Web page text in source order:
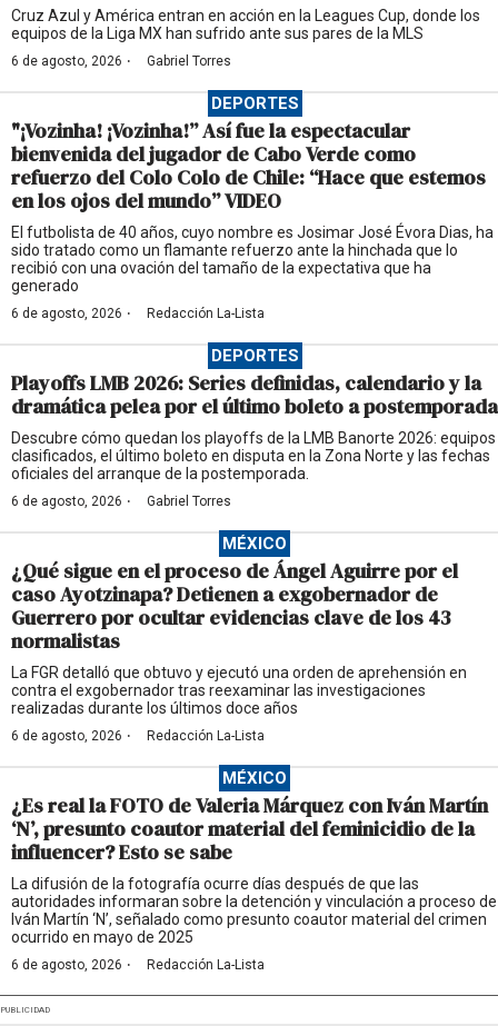
Cruz Azul y América entran en acción en la Leagues Cup, donde los
equipos de la Liga MX han sufrido ante sus pares de la MLS
6 de agosto, 2026 · Gabriel Torres
DEPORTES
"¡Vozinha! ¡Vozinha!” Así fue la espectacular
bienvenida del jugador de Cabo Verde como
refuerzo del Colo Colo de Chile: “Hace que estemos
en los ojos del mundo” VIDEO
El futbolista de 40 años, cuyo nombre es Josimar José Évora Dias, ha
sido tratado como un flamante refuerzo ante la hinchada que lo
recibió con una ovación del tamaño de la expectativa que ha
generado
6 de agosto, 2026 · Redacción La-Lista
DEPORTES
Playoffs LMB 2026: Series definidas, calendario y la
dramática pelea por el último boleto a postemporada
Descubre cómo quedan los playoffs de la LMB Banorte 2026: equipos
clasificados, el último boleto en disputa en la Zona Norte y las fechas
oficiales del arranque de la postemporada.
6 de agosto, 2026 · Gabriel Torres
MÉXICO
¿Qué sigue en el proceso de Ángel Aguirre por el
caso Ayotzinapa? Detienen a exgobernador de
Guerrero por ocultar evidencias clave de los 43
normalistas
La FGR detalló que obtuvo y ejecutó una orden de aprehensión en
contra el exgobernador tras reexaminar las investigaciones
realizadas durante los últimos doce años
6 de agosto, 2026 · Redacción La-Lista
MÉXICO
¿Es real la FOTO de Valeria Márquez con Iván Martín
‘N’, presunto coautor material del feminicidio de la
influencer? Esto se sabe
La difusión de la fotografía ocurre días después de que las
autoridades informaran sobre la detención y vinculación a proceso de
Iván Martín ‘N’, señalado como presunto coautor material del crimen
ocurrido en mayo de 2025
6 de agosto, 2026 · Redacción La-Lista
PUBLICIDAD